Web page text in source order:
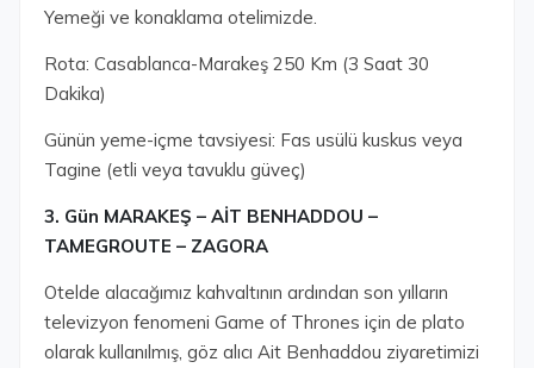
Yemeği ve konaklama otelimizde.
Rota: Casablanca-Marakeş 250 Km (3 Saat 30
Dakika)
Günün yeme-içme tavsiyesi: Fas usülü kuskus veya
Tagine (etli veya tavuklu güveç)
3. Gün MARAKEŞ – AİT BENHADDOU –
TAMEGROUTE – ZAGORA
Otelde alacağımız kahvaltının ardından son yılların
televizyon fenomeni Game of Thrones için de plato
olarak kullanılmış, göz alıcı Ait Benhaddou ziyaretimizi